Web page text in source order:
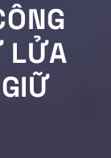
LỬA